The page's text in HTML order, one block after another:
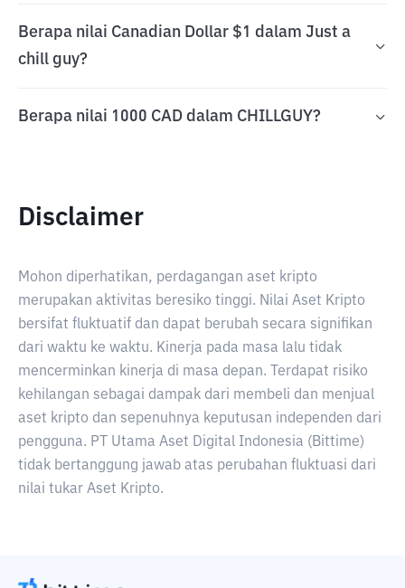
Berapa nilai Canadian Dollar $1 dalam Just a
chill guy?
Berapa nilai 1000 CAD dalam CHILLGUY?
Disclaimer
Mohon diperhatikan, perdagangan aset kripto
merupakan aktivitas beresiko tinggi. Nilai Aset Kripto
bersifat fluktuatif dan dapat berubah secara signifikan
dari waktu ke waktu. Kinerja pada masa lalu tidak
mencerminkan kinerja di masa depan. Terdapat risiko
kehilangan sebagai dampak dari membeli dan menjual
aset kripto dan sepenuhnya keputusan independen dari
pengguna. PT Utama Aset Digital Indonesia (Bittime)
tidak bertanggung jawab atas perubahan fluktuasi dari
nilai tukar Aset Kripto.